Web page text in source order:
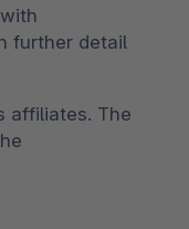
further detail
affiliates. The